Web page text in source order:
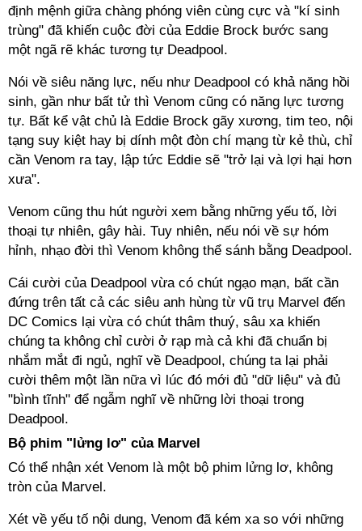
định mệnh giữa chàng phóng viên cùng cực và "kí sinh
trùng" đã khiến cuộc đời của Eddie Brock bước sang
một ngã rẽ khác tương tự Deadpool.
Nói về siêu năng lực, nếu như Deadpool có khả năng hồi
sinh, gần như bất tử thì Venom cũng có năng lực tương
tự. Bất kể vật chủ là Eddie Brock gãy xương, tim teo, nội
tạng suy kiệt hay bị dính một đòn chí mạng từ kẻ thù, chỉ
cần Venom ra tay, lập tức Eddie sẽ "trở lại và lợi hại hơn
xưa".
Venom cũng thu hút người xem bằng những yếu tố, lời
thoại tự nhiên, gây hài. Tuy nhiên, nếu nói về sự hóm
hỉnh, nhạo đời thì Venom không thể sánh bằng Deadpool.
Cái cười của Deadpool vừa có chút ngạo mạn, bất cần
đứng trên tất cả các siêu anh hùng từ vũ trụ Marvel đến
DC Comics lại vừa có chút thâm thuý, sâu xa khiến
chúng ta không chỉ cười ở rạp mà cả khi đã chuẩn bị
nhắm mắt đi ngủ, nghĩ về Deadpool, chúng ta lại phải
cười thêm một lần nữa vì lúc đó mới đủ "dữ liệu" và đủ
"bình tĩnh" để ngẫm nghĩ về những lời thoại trong
Deadpool.
Bộ phim "lửng lơ" của Marvel
Có thể nhận xét Venom là một bộ phim lửng lơ, không
tròn của Marvel.
Xét về yếu tố nội dung, Venom đã kém xa so với những